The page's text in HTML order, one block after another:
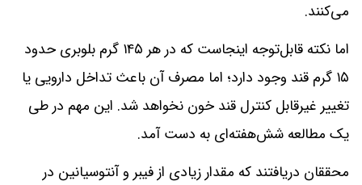
می‌کنند.
اما نکته قابل‌توجه اینجاست که در هر ۱۴۵ گرم بلوبری حدود
۱۵ گرم قند وجود دارد؛ اما مصرف آن باعث تداخل دارویی یا
تغییر غیرقابل کنترل قند خون نخواهد شد. این مهم در طی
یک مطالعه شش‌هفته‌ای به دست آمد.
محققان دریافتند که مقدار زیادی از فیبر و آنتوسیانین در